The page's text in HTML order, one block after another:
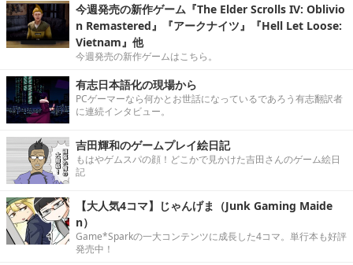
今週発売の新作ゲーム『The Elder Scrolls IV: Oblivio
n Remastered』『アークナイツ』『Hell Let Loose:
Vietnam』他
今週発売の新作ゲームはこちら。
有志日本語化の現場から
PCゲーマーなら何かとお世話になっているであろう有志翻訳者
に連続インタビュー。
吉田輝和のゲームプレイ絵日記
もはやゲムスパの顔！どこかで見かけた吉田さんのゲーム絵日
記
【大人気4コマ】じゃんげま（Junk Gaming Maide
n）
Game*Sparkの一大コンテンツに成長した4コマ。単行本も好評
発売中！